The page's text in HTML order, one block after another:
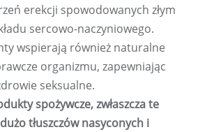
erekcji spowodowanych złym
sercowo-naczyniowego.
wspierają również naturalne
organizmu, zapewniając
seksualne.
spożywcze, zwłaszcza te
tłuszczów nasyconych i